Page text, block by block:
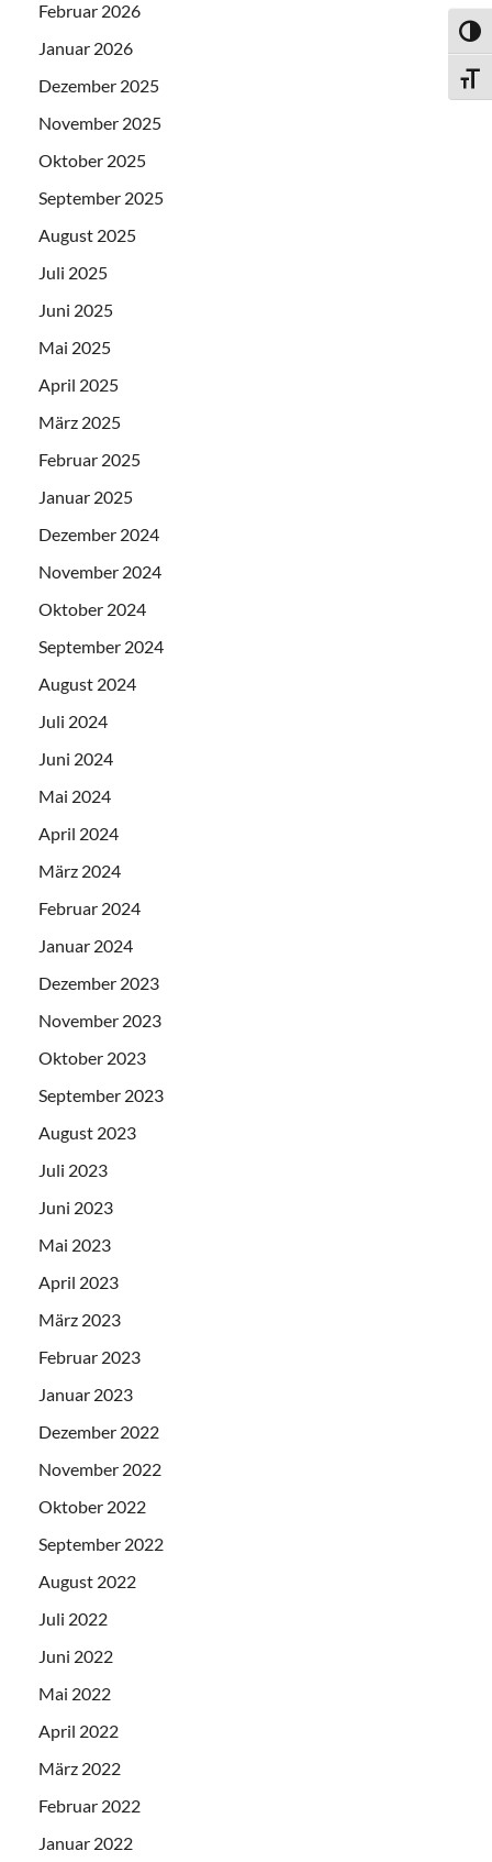
Februar 2026
Januar 2026
Dezember 2025
November 2025
Oktober 2025
September 2025
August 2025
Juli 2025
Juni 2025
Mai 2025
April 2025
März 2025
Februar 2025
Januar 2025
Dezember 2024
November 2024
Oktober 2024
September 2024
August 2024
Juli 2024
Juni 2024
Mai 2024
April 2024
März 2024
Februar 2024
Januar 2024
Dezember 2023
November 2023
Oktober 2023
September 2023
August 2023
Juli 2023
Juni 2023
Mai 2023
April 2023
März 2023
Februar 2023
Januar 2023
Dezember 2022
November 2022
Oktober 2022
September 2022
August 2022
Juli 2022
Juni 2022
Mai 2022
April 2022
März 2022
Februar 2022
Januar 2022